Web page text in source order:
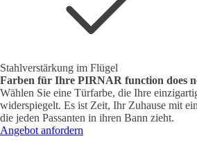
Stahlverstärkung im Flügel
Farben für Ihre PIRNAR function does
Wählen Sie eine Türfarbe, die Ihre
widerspiegelt. Es ist Zeit, Ihr Zuhause mit
die jeden Passanten in ihren Bann zieht.
Angebot anfordern